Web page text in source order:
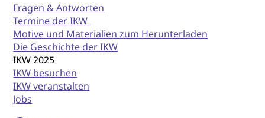
Fragen & Antworten
Termine der IKW
Motive und Materialien zum Herunterladen
Die Geschichte der IKW
IKW 2025
IKW besuchen
IKW veranstalten
Jobs